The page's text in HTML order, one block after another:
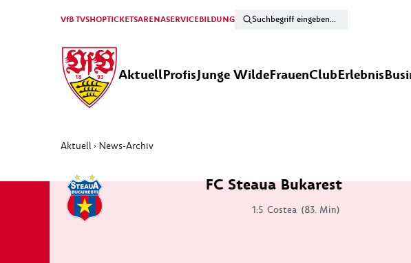
VfB TVSHOPTICKETSARENASERVICEBILDUNG
AktuellProfisJunge WildeFrauenClubErlebnis
Aktuell › News-Archiv
FC Steaua Bukarest
1:5 Costea (83. Min)